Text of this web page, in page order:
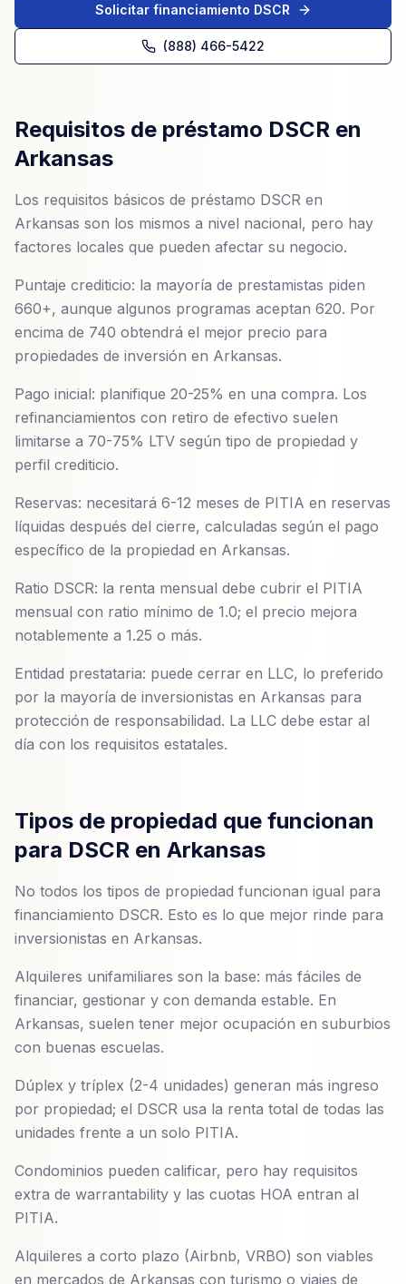
Solicitar financiamiento DSCR
(888) 466-5422
Requisitos de préstamo DSCR en
Arkansas
Los requisitos básicos de préstamo DSCR en
Arkansas son los mismos a nivel nacional, pero hay
factores locales que pueden afectar su negocio.
Puntaje crediticio: la mayoría de prestamistas piden
660+, aunque algunos programas aceptan 620. Por
encima de 740 obtendrá el mejor precio para
propiedades de inversión en Arkansas.
Pago inicial: planifique 20-25% en una compra. Los
refinanciamientos con retiro de efectivo suelen
limitarse a 70-75% LTV según tipo de propiedad y
perfil crediticio.
Reservas: necesitará 6-12 meses de PITIA en reservas
líquidas después del cierre, calculadas según el pago
específico de la propiedad en Arkansas.
Ratio DSCR: la renta mensual debe cubrir el PITIA
mensual con ratio mínimo de 1.0; el precio mejora
notablemente a 1.25 o más.
Entidad prestataria: puede cerrar en LLC, lo preferido
por la mayoría de inversionistas en Arkansas para
protección de responsabilidad. La LLC debe estar al
día con los requisitos estatales.
Tipos de propiedad que funcionan
para DSCR en Arkansas
No todos los tipos de propiedad funcionan igual para
financiamiento DSCR. Esto es lo que mejor rinde para
inversionistas en Arkansas.
Alquileres unifamiliares son la base: más fáciles de
financiar, gestionar y con demanda estable. En
Arkansas, suelen tener mejor ocupación en suburbios
con buenas escuelas.
Dúplex y tríplex (2-4 unidades) generan más ingreso
por propiedad; el DSCR usa la renta total de todas las
unidades frente a un solo PITIA.
Condominios pueden calificar, pero hay requisitos
extra de warrantability y las cuotas HOA entran al
PITIA.
Alquileres a corto plazo (Airbnb, VRBO) son viables
en mercados de Arkansas con turismo o viajes de